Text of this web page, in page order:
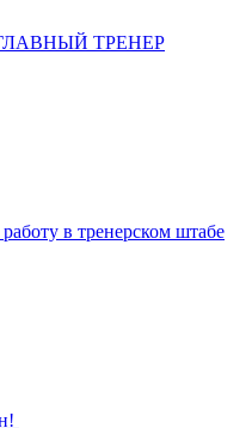
ТРЕНЕР
в тренерском штабе